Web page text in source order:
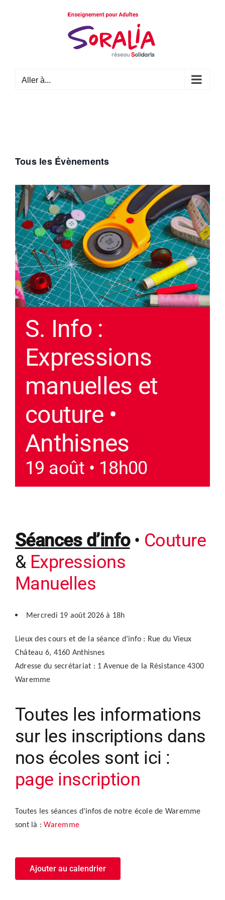
Aller à...
Tous les Évènements
S. Info :
Expressions
manuelles et
couture •
Anthisnes
19 août • 18h00
Séances d’info• Couture
& Expressions
Manuelles
Mercredi 19 août 2026 à 18h
Lieux des cours et de la séance d’info : Rue du Vieux
Château 6, 4160 Anthisnes
Adresse du secrétariat : 1 Avenue de la Résistance 4300
Waremme
Toutes les informations
sur les inscriptions dans
nos écoles sont ici :
page inscription
Toutes les séances d’infos de notre école de Waremme
sont là :Waremme
Ajouter au calendrier